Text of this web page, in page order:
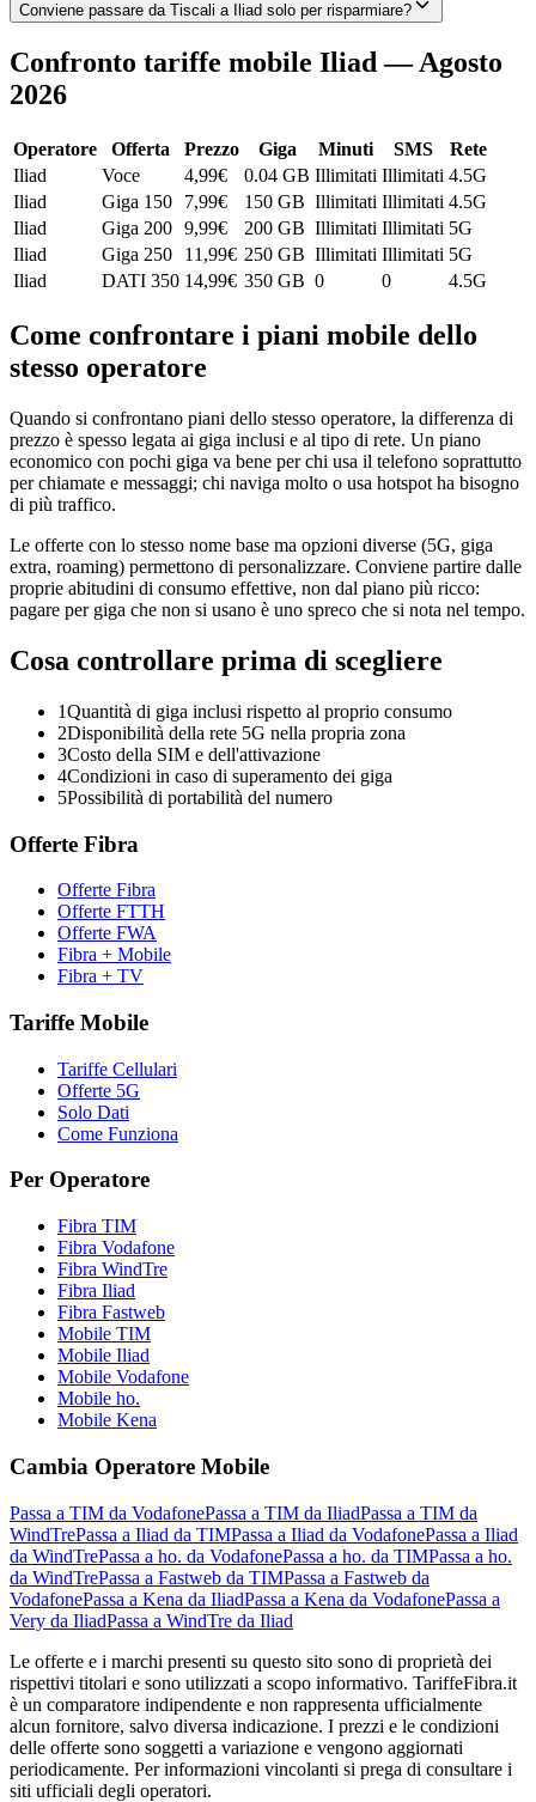
Conviene passare da Tiscali a Iliad solo per risparmiare?
Confronto tariffe mobile Iliad — Agosto
2026
Operatore Offerta Prezzo Giga Minuti SMS
Rete
Iliad
Voce 4,99€ 0.04 GB Illimitati Illimitati 4.5G
Iliad
Giga 150 7,99€ 150 GB Illimitati Illimitati 4.5G
Iliad
Giga 200 9,99€ 200 GB Illimitati Illimitati 5G
Iliad
Giga 250 11,99€ 250 GB Illimitati Illimitati 5G
Iliad
DATI 350 14,99€ 350 GB 0 0 4.5G
Come confrontare i piani mobile dello
stesso operatore
Quando si confrontano piani dello stesso operatore, la differenza di
prezzo è spesso legata ai giga inclusi e al tipo di rete. Un piano
economico con pochi giga va bene per chi usa il telefono soprattutto
per chiamate e messaggi; chi naviga molto o usa hotspot ha bisogno
di più traffico.
Le offerte con lo stesso nome base ma opzioni diverse (5G, giga
extra, roaming) permettono di personalizzare. Conviene partire dalle
proprie abitudini di consumo effettive, non dal piano più ricco:
pagare per giga che non si usano è uno spreco che si nota nel tempo.
Cosa controllare prima di scegliere
1Quantità di giga inclusi rispetto al proprio consumo
2Disponibilità della rete 5G nella propria zona
3Costo della SIM e dell'attivazione
4Condizioni in caso di superamento dei giga
5Possibilità di portabilità del numero
Offerte Fibra
Offerte Fibra
Offerte FTTH
Offerte FWA
Fibra + Mobile
Fibra + TV
Tariffe Mobile
Tariffe Cellulari
Offerte 5G
Solo Dati
Come Funziona
Per Operatore
Fibra TIM
Fibra Vodafone
Fibra WindTre
Fibra Iliad
Fibra Fastweb
Mobile TIM
Mobile Iliad
Mobile Vodafone
Mobile ho.
Mobile Kena
Cambia Operatore Mobile
Passa a TIM da VodafonePassa a TIM da IliadPassa a TIM da
WindTrePassa a Iliad da TIMPassa a Iliad da VodafonePassa a Iliad
da WindTrePassa a ho. da VodafonePassa a ho. da TIMPassa a ho.
da WindTrePassa a Fastweb da TIMPassa a Fastweb da
VodafonePassa a Kena da IliadPassa a Kena da VodafonePassa a
Very da IliadPassa a WindTre da Iliad
Le offerte e i marchi presenti su questo sito sono di proprietà dei
rispettivi titolari e sono utilizzati a scopo informativo. TariffeFibra.it
è un comparatore indipendente e non rappresenta ufficialmente
alcun fornitore, salvo diversa indicazione. I prezzi e le condizioni
delle offerte sono soggetti a variazione e vengono aggiornati
periodicamente. Per informazioni vincolanti si prega di consultare i
siti ufficiali degli operatori.